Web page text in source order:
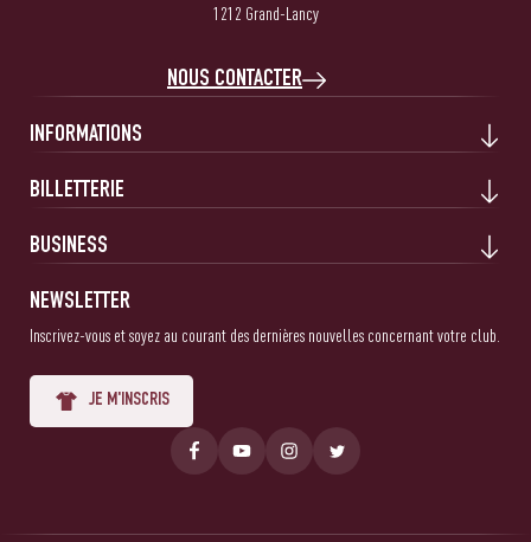
1212 Grand-Lancy
NOUS CONTACTER
INFORMATIONS
BILLETTERIE
BUSINESS
NEWSLETTER
Inscrivez-vous et soyez au courant des dernières nouvelles concernant votre club.
JE M'INSCRIS